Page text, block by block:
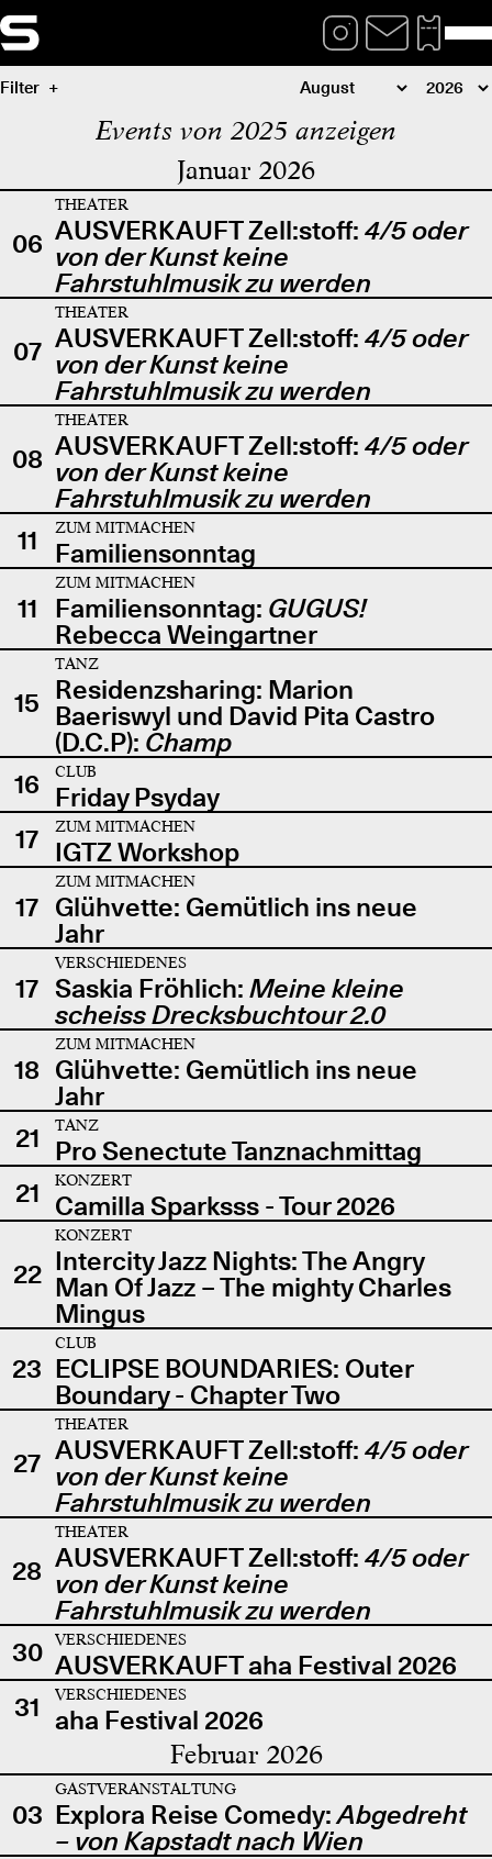
Filter
Events von 2025 anzeigen
Januar 2026
06
THEATER
AUSVERKAUFT Zell:stoff: 4/5 oder
von der Kunst keine
Fahrstuhlmusik zu werden
07
THEATER
AUSVERKAUFT Zell:stoff: 4/5 oder
von der Kunst keine
Fahrstuhlmusik zu werden
08
THEATER
AUSVERKAUFT Zell:stoff: 4/5 oder
von der Kunst keine
Fahrstuhlmusik zu werden
11
ZUM MITMACHEN
Familiensonntag
11
ZUM MITMACHEN
Familiensonntag: GUGUS!
Rebecca Weingartner
15
TANZ
Residenzsharing: Marion
Baeriswyl und David Pita Castro
(D.C.P): Champ
16
CLUB
Friday Psyday
17
ZUM MITMACHEN
IGTZ Workshop
17
ZUM MITMACHEN
Glühvette: Gemütlich ins neue
Jahr
17
VERSCHIEDENES
Saskia Fröhlich: Meine kleine
scheiss Drecksbuchtour 2.0
18
ZUM MITMACHEN
Glühvette: Gemütlich ins neue
Jahr
21
TANZ
Pro Senectute Tanznachmittag
21
KONZERT
Camilla Sparksss - Tour 2026
22
KONZERT
Intercity Jazz Nights: The Angry
Man Of Jazz – The mighty Charles
Mingus
23
CLUB
ECLIPSE BOUNDARIES: Outer
Boundary - Chapter Two
27
THEATER
AUSVERKAUFT Zell:stoff: 4/5 oder
von der Kunst keine
Fahrstuhlmusik zu werden
28
THEATER
AUSVERKAUFT Zell:stoff: 4/5 oder
von der Kunst keine
Fahrstuhlmusik zu werden
30
VERSCHIEDENES
AUSVERKAUFT aha Festival 2026
31
VERSCHIEDENES
aha Festival 2026
Februar 2026
03
GASTVERANSTALTUNG
Explora Reise Comedy:Abgedreht
– von Kapstadt nach Wien